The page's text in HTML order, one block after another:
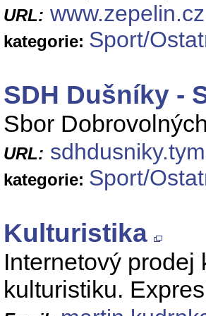
URL: www.zepelin.cz
kategorie: Sport/
SDH Dušníky -
Sbor
URL:
kategorie: Sport/
Kulturistika
Internetový
kulturistiku.